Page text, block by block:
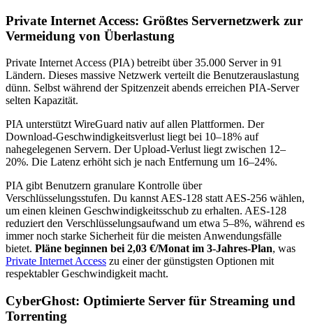
Private Internet Access: Größtes Servernetzwerk zur
Vermeidung von Überlastung
Private Internet Access (PIA) betreibt über 35.000 Server in 91
Ländern. Dieses massive Netzwerk verteilt die Benutzerauslastung
dünn. Selbst während der Spitzenzeit abends erreichen PIA-Server
selten Kapazität.
PIA unterstützt WireGuard nativ auf allen Plattformen. Der
Download-Geschwindigkeitsverlust liegt bei 10–18% auf
nahegelegenen Servern. Der Upload-Verlust liegt zwischen 12–
20%. Die Latenz erhöht sich je nach Entfernung um 16–24%.
PIA gibt Benutzern granulare Kontrolle über
Verschlüsselungsstufen. Du kannst AES-128 statt AES-256 wählen,
um einen kleinen Geschwindigkeitsschub zu erhalten. AES-128
reduziert den Verschlüsselungsaufwand um etwa 5–8%, während es
immer noch starke Sicherheit für die meisten Anwendungsfälle
bietet. Pläne beginnen bei 2,03 €/Monat im 3-Jahres-Plan, was
Private Internet Access zu einer der günstigsten Optionen mit
respektabler Geschwindigkeit macht.
CyberGhost: Optimierte Server für Streaming und
Torrenting